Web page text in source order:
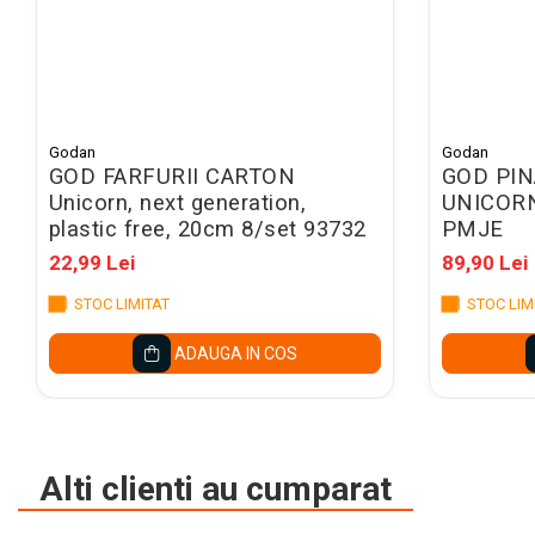
Clipboarduri
Folii de Ambalare
Pungi cu fermoar
Sfoara si Elastice
Suporturi si mape carti vizita
ARTICOLE DE BIROU
Suporturi instrumente de scris
Tavite pentru documente
Godan
GOD FARFURII CARTON
Unicorn, next generation,
plastic free, 20cm 8/set 93732
22,99 Lei
STOC LIMITAT
ADAUGA IN COS
Godan
GOD
PMJE
89,90 Lei
STOC
Alti clienti au cumparat